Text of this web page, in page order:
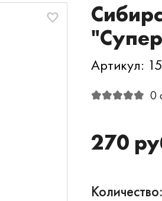
Артикул:
0
270
Количество: